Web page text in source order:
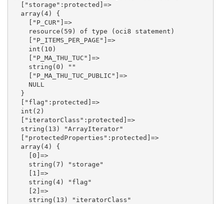
  ["storage":protected]=>
  array(4) {
    ["P_CUR"]=>
    resource(59) of type (oci8 statement)
    ["P_ITEMS_PER_PAGE"]=>
    int(10)
    ["P_MA_THU_TUC"]=>
    string(0) ""
    ["P_MA_THU_TUC_PUBLIC"]=>
    NULL
  }
  ["flag":protected]=>
  int(2)
  ["iteratorClass":protected]=>
  string(13) "ArrayIterator"
  ["protectedProperties":protected]=>
  array(4) {
    [0]=>
    string(7) "storage"
    [1]=>
    string(4) "flag"
    [2]=>
    string(13) "iteratorClass"